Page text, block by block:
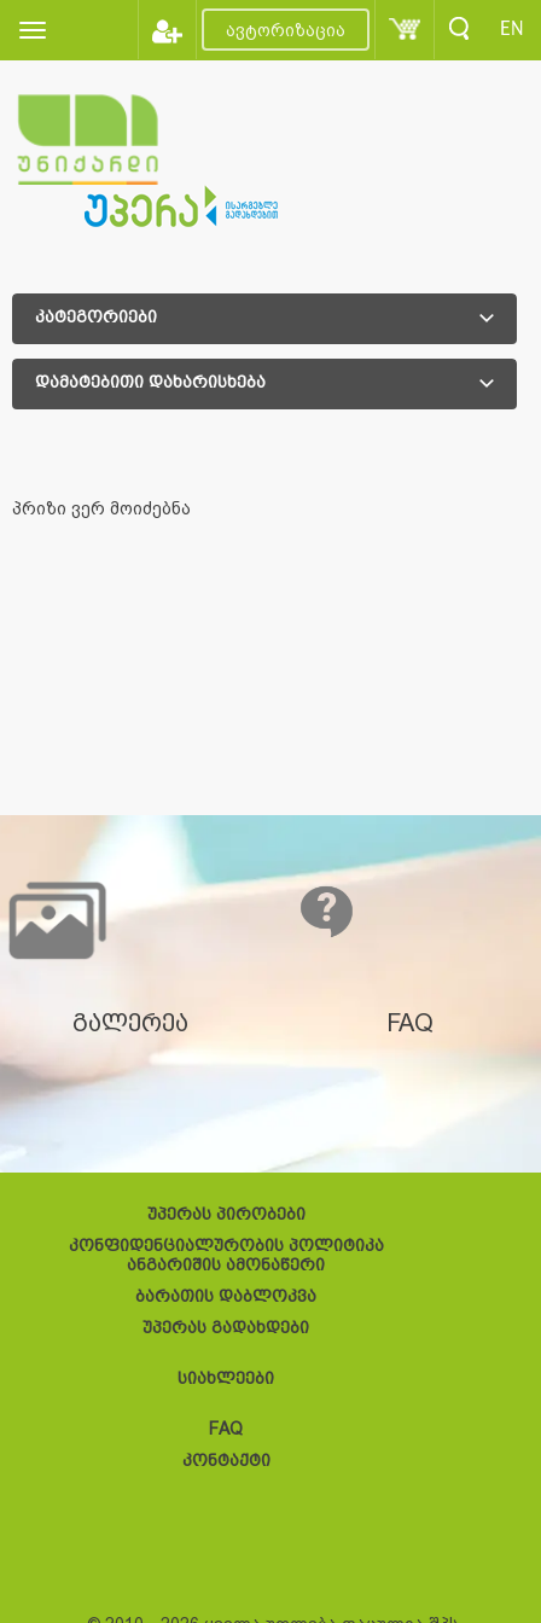
ავტორიზაცია EN
კატეგორიები
დამატებითი დახარისხება
პრიზი ვერ მოიძებნა
გალერეა FAQ
უპერას პირობები
კონფიდენციალურობის პოლიტიკა
ანგარიშის ამონაწერი
ბარათის დაბლოკვა
უპერას გადახდები
სიახლეები
FAQ
კონტაქტი